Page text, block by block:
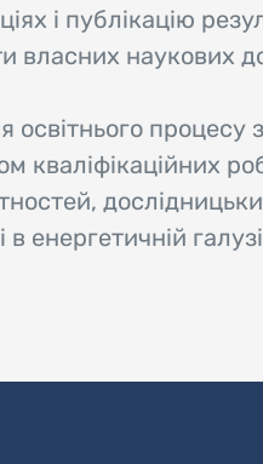
і публікацію
власних наукових
освітнього
кваліфікаційних
в енергетичній